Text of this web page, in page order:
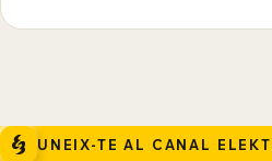
UNEIX-TE AL CANAL